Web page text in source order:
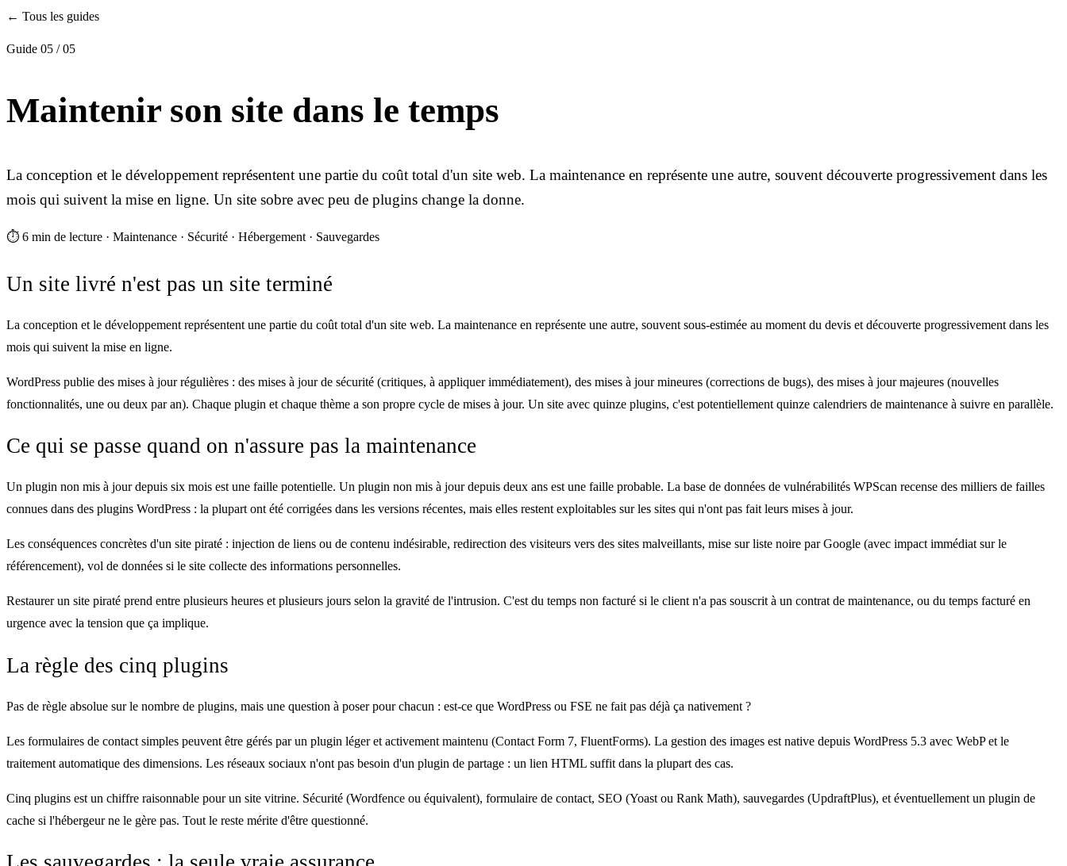
← Tous les guides
Guide 05 / 05
Maintenir son site dans le temps
La conception et le développement représentent une partie du coût total d'un site web. La maintenance en représente une autre, souvent découverte progressivement dans les
mois qui suivent la mise en ligne. Un site sobre avec peu de plugins change la donne.
⏱ 6 min de lecture · Maintenance · Sécurité · Hébergement · Sauvegardes
Un site livré n'est pas un site terminé
La conception et le développement représentent une partie du coût total d'un site web. La maintenance en représente une autre, souvent sous-estimée au moment du devis et découverte progressivement dans les
mois qui suivent la mise en ligne.
WordPress publie des mises à jour régulières : des mises à jour de sécurité (critiques, à appliquer immédiatement), des mises à jour mineures (corrections de bugs), des mises à jour majeures (nouvelles
fonctionnalités, une ou deux par an). Chaque plugin et chaque thème a son propre cycle de mises à jour. Un site avec quinze plugins, c'est potentiellement quinze calendriers de maintenance à suivre en parallèle.
Ce qui se passe quand on n'assure pas la maintenance
Un plugin non mis à jour depuis six mois est une faille potentielle. Un plugin non mis à jour depuis deux ans est une faille probable. La base de données de vulnérabilités WPScan recense des milliers de failles
connues dans des plugins WordPress : la plupart ont été corrigées dans les versions récentes, mais elles restent exploitables sur les sites qui n'ont pas fait leurs mises à jour.
Les conséquences concrètes d'un site piraté : injection de liens ou de contenu indésirable, redirection des visiteurs vers des sites malveillants, mise sur liste noire par Google (avec impact immédiat sur le
référencement), vol de données si le site collecte des informations personnelles.
Restaurer un site piraté prend entre plusieurs heures et plusieurs jours selon la gravité de l'intrusion. C'est du temps non facturé si le client n'a pas souscrit à un contrat de maintenance, ou du temps facturé en
urgence avec la tension que ça implique.
La règle des cinq plugins
Pas de règle absolue sur le nombre de plugins, mais une question à poser pour chacun : est-ce que WordPress ou FSE ne fait pas déjà ça nativement ?
Les formulaires de contact simples peuvent être gérés par un plugin léger et activement maintenu (Contact Form 7, FluentForms). La gestion des images est native depuis WordPress 5.3 avec WebP et le
traitement automatique des dimensions. Les réseaux sociaux n'ont pas besoin d'un plugin de partage : un lien HTML suffit dans la plupart des cas.
Cinq plugins est un chiffre raisonnable pour un site vitrine. Sécurité (Wordfence ou équivalent), formulaire de contact, SEO (Yoast ou Rank Math), sauvegardes (UpdraftPlus), et éventuellement un plugin de
cache si l'hébergeur ne le gère pas. Tout le reste mérite d'être questionné.